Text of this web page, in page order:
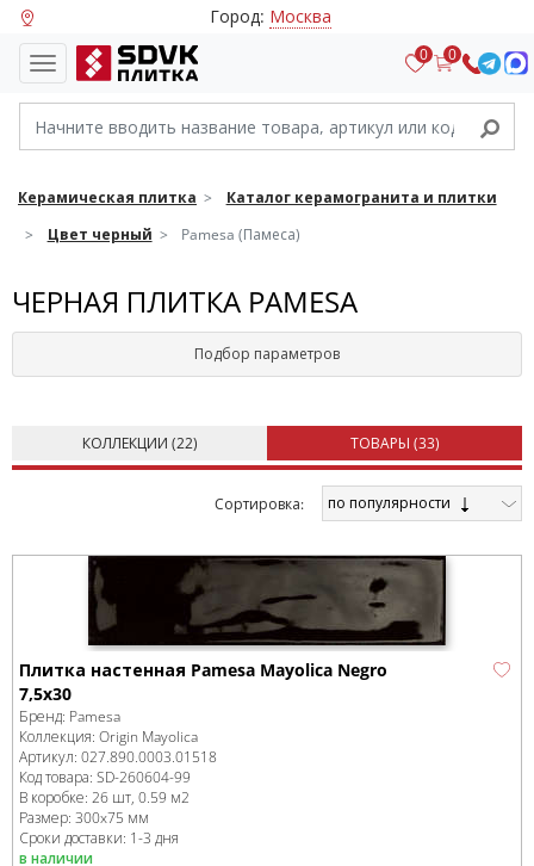
Город: Москва
0 0
Керамическая плитка
Каталог керамогранита и плитки
Цвет черный
Pamesa (Памеса)
ЧЕРНАЯ ПЛИТКА PAMESA
Подбор параметров
КОЛЛЕКЦИИ (22) ТОВАРЫ (33)
Cортировка: по популярности
Плитка настенная Pamesa Mayolica Negro
7,5x30
Бренд: Pamesa
Коллекция: Origin Mayolica
Артикул: 027.890.0003.01518
Код товара: SD-260604-99
В коробке: 26 шт, 0.59 м2
Размер: 300x75 мм
Сроки доставки: 1-3 дня
в наличии